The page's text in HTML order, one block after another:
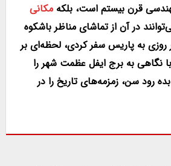
قرن بیستم است، بلکه مکانی
در آن از تماشای مناظر باشکوه
روزی به پاریس سفر کردی، لحظه‌ای بر
نگاهی به برج ایفل عظمت شهر را
رود سن، زمزمه‌های تاریخ را در